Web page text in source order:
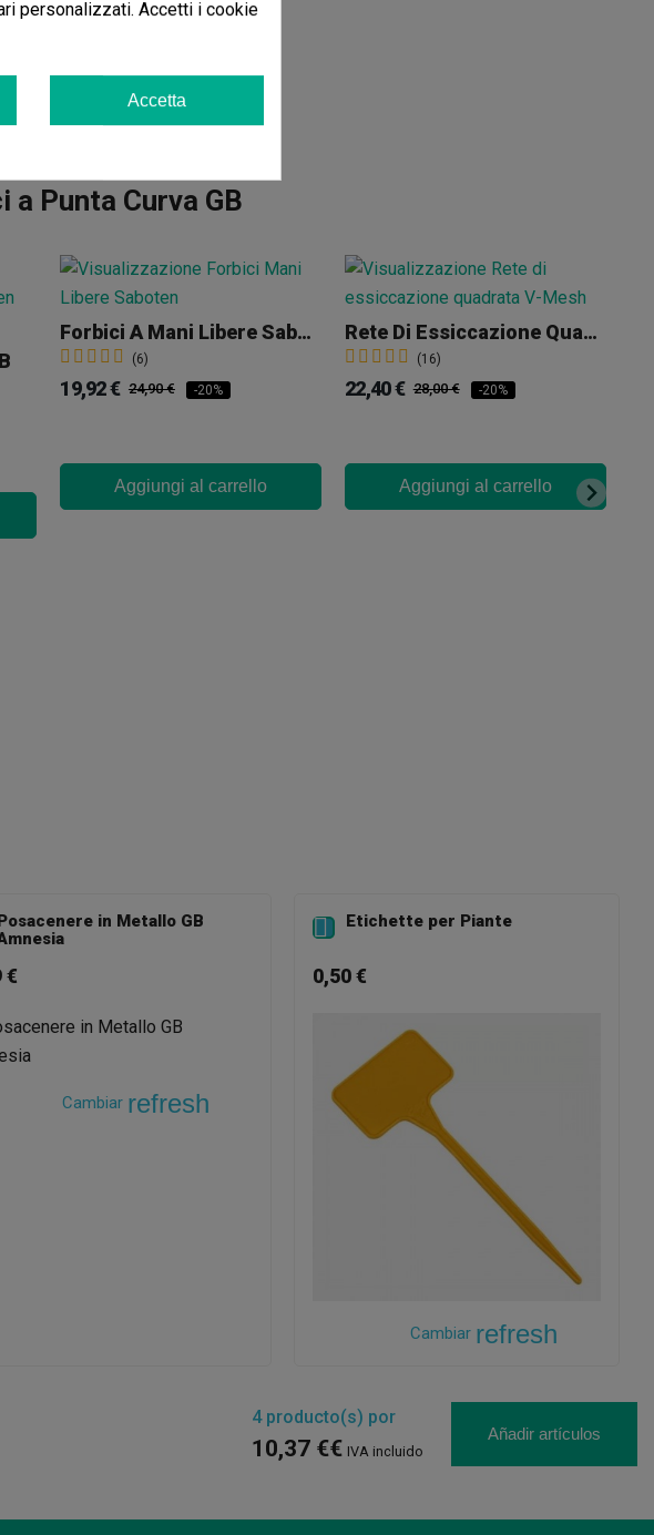
Punta Curva GB
Forbici A Mani Libere Saboten
(6)
19,92 € 24,90 € -20%
Aggiungi al carrello
Rete Di Essiccazione Quadrata V-Mesh
(16)
22,40 € 28,00 € -20%
Aggiungi al carrello
in Metallo GB
€
Cambiar refresh
 Etichette per Piante
0,50 €
Cambiar refresh
4producto(s) por
10,37 €€ IVA incluido
Añadir artículos
personalizzati. Accetti i cookie
Accetta